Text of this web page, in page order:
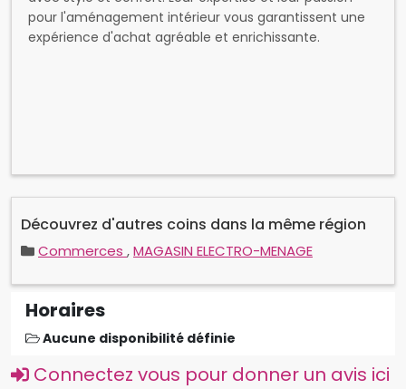
Découvrez d'autres coins dans la même région
Commerces,MAGASIN ELECTRO-MENAGE
Avis des clients
(0 commentaire)
Vous n'avez pas de commentaires.
Localisation